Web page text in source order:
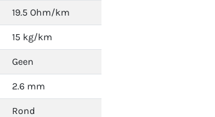
19.5 Ohm/km
15 kg/km
Geen
2.6 mm
Rond